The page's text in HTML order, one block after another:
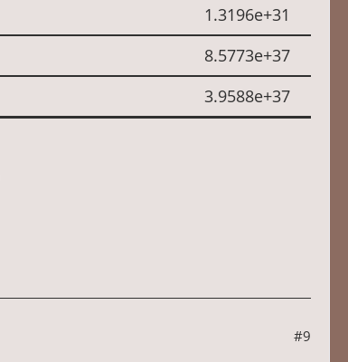
1.3196e+31
8.5773e+37
3.9588e+37
#9